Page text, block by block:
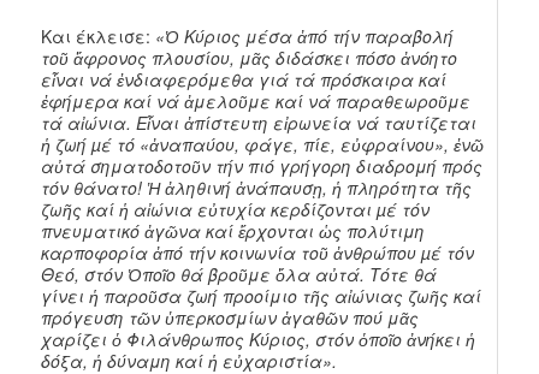
Και έκλεισε: «Ὁ Κύριος μέσα ἀπό τήν παραβολή
τοῦ ἄφρονος πλουσίου, μᾶς διδάσκει πόσο ἀνόητο
εἶναι νά ἐνδιαφερόμεθα γιά τά πρόσκαιρα καί
ἐφήμερα καί νά ἀμελοῦμε καί νά παραθεωροῦμε
τά αἰώνια. Εἶναι ἀπίστευτη εἰρωνεία νά ταυτίζεται
ἡ ζωή µέ τό «ἀναπαύου, φάγε, πίε, εὐφραίνου», ἐνῶ
αὐτά σηματοδοτοῦν τήν πιό γρήγορη διαδρομή πρός
τόν θάνατο! Ἡ ἀληθινή ἀνάπαυσῃ, ἡ πληρότητα τῆς
ζωῆς καί ἡ αἰώνια εὐτυχία κερδίζονται µέ τόν
πνευματικό ἀγῶνα καί ἔρχονται ὡς πολύτιμη
καρποφορία ἀπό τήν κοινωνία τοῦ ἀνθρώπου µέ τόν
Θεό, στόν Ὁποῖο θά βροῦμε ὅλα αὐτά. Τότε θά
γίνει ἡ παροῦσα ζωή προοίμιο τῆς αἰώνιας ζωῆς καί
πρόγευση τῶν ὑπερκοσμίων ἀγαθῶν πού μᾶς
χαρίζει ὁ Φιλάνθρωπος Κύριος, στόν ὁποῖο ἀνήκει ἡ
δόξα, ἡ δύναμη καί ἡ εὐχαριστία».